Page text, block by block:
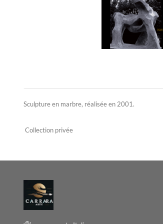
Sculpture en marbre, réalisée en 2001.
Collection privée